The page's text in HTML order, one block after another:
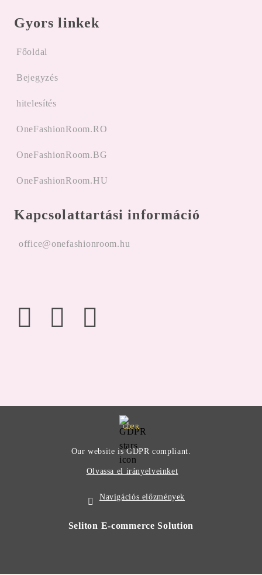
Gyors linkek
Főoldal
Bejegyzés
hitelesítés
OneFashionRoom.RO
OneFashionRoom.BG
OneFashionRoom.HU
Kapcsolattartási információ
office@onefashionroom.hu
GDPR
Our website is GDPR compliant.
Olvassa el irányelveinket
Navigációs előzmények
Seliton E-commerce Solution